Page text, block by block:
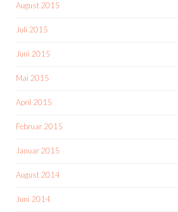
August 2015
Juli 2015
Juni 2015
Mai 2015
April 2015
Februar 2015
Januar 2015
August 2014
Juni 2014